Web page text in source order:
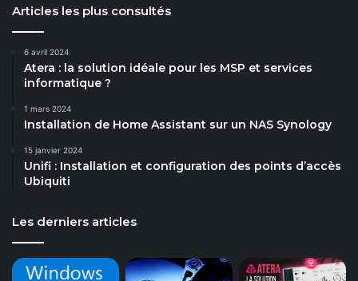
Articles les plus consultés
6 avril 2024
Atera : la solution idéale pour les MSP et services
informatique ?
1 mars 2024
Installation de Home Assistant sur un NAS Synology
15 janvier 2024
Unifi : Installation et configuration des points d’accès
Ubiquiti
Les derniers articles